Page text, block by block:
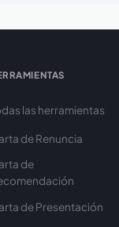
las herramientas
de Renuncia
de
de Presentación